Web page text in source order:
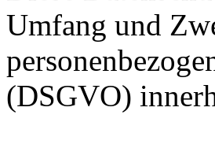
Umfang und
(DSGVO)